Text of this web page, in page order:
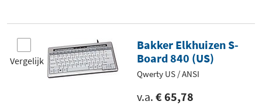
Vergelijk
Bakker Elkhuizen S-
Board 840 (US)
Qwerty US / ANSI
v.a. € 65,78